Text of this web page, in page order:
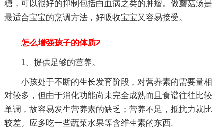
糖，可以很好的抑制包括白血病之类的肿瘤。做蘑菇汤是
最适合宝宝的烹调方法，好吸收宝宝又容易接受。
怎么增强孩子的体质2
1、提供足够的营养。
小孩处于不断的生长发育阶段，对营养素的需要量相
对较多，但由于消化功能尚未完全成熟而且食谱往往比较
单调，故容易发生营养素的缺乏；营养不足，抵抗力就比
较差。应多吃一些蔬菜水果等含维生素的东西.